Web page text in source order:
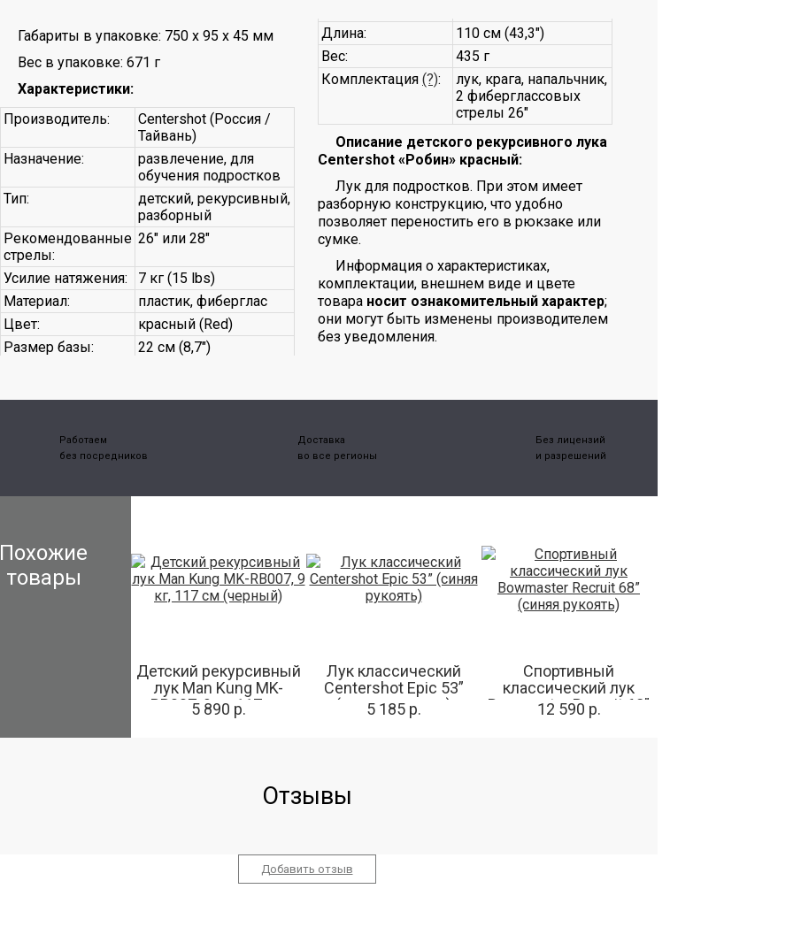
Габариты в упаковке: 750 x 95 x 45 мм
Вес в упаковке: 671 г
Характеристики:
Производитель:
Centershot (Россия /
Тайвань)
Назначение:
развлечение, для
обучения подростков
Тип:
детский, рекурсивный,
разборный
Рекомендованные
стрелы:
26" или 28"
Усилие натяжения:
7 кг (15 lbs)
Материал:
пластик, фиберглас
Цвет:
красный (Red)
Размер базы:
22 см (8,7")
Длина:
110 см (43,3")
Вес:
435 г
Комплектация (?):
лук, крага, напальчник,
2 фиберглассовых
стрелы 26"
Описание детского рекурсивного лука
Centershot «Робин» красный:
Лук для подростков. При этом имеет
разборную конструкцию, что удобно
позволяет переностить его в рюкзаке или
сумке.
Информация о характеристиках,
комплектации, внешнем виде и цвете
товара носит ознакомительный характер;
они могут быть изменены производителем
без уведомления.
Работаем
без посредников
Доставка
во все регионы
Без лицензий
и разрешений
Похожие
товары
Детский рекурсивный
лук Man Kung MK-
RB007, 9 кг, 117 см
(черный)
5 890 р.
Лук классический
Centershot Epic 53”
(синяя рукоять)
5 185 р.
Спортивный
классический лук
Bowmaster Recruit 68”
(синяя рукоять)
12 590 р.
Отзывы
Добавить отзыв